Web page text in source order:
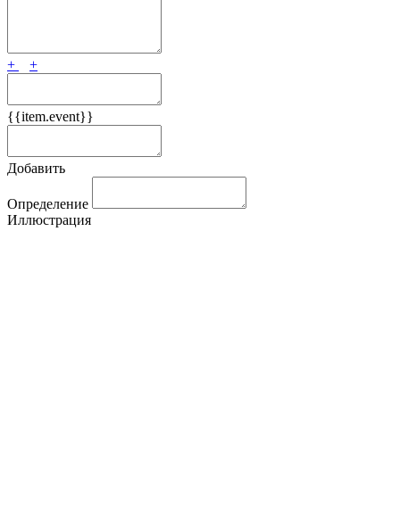
+ +
{{item.event}}
Добавить
Определение
Иллюстрация